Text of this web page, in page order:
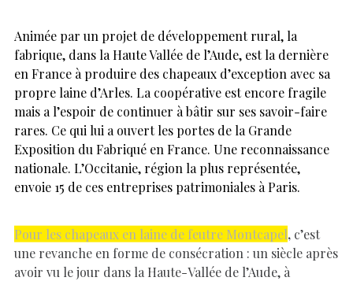
Animée par un projet de développement rural, la
fabrique, dans la Haute Vallée de l’Aude, est la dernière
en France à produire des chapeaux d’exception avec sa
propre laine d’Arles. La coopérative est encore fragile
mais a l’espoir de continuer à bâtir sur ses savoir-faire
rares. Ce qui lui a ouvert les portes de la Grande
Exposition du Fabriqué en France. Une reconnaissance
nationale. L’Occitanie, région la plus représentée,
envoie 15 de ces entreprises patrimoniales à Paris.
Pour les chapeaux en laine de feutre Montcapel, c’est
une revanche en forme de consécration : un siècle après
avoir vu le jour dans la Haute-Vallée de l’Aude, à